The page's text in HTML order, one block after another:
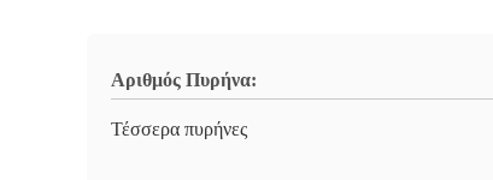
Αριθμός Πυρήνα:
Τέσσερα πυρήνες